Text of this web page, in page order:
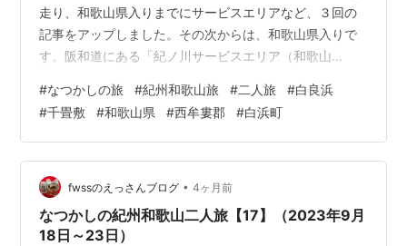
走り、和歌山県入りまでにサービスエリアなど、３回の
記事をアップしました。その次からは、和歌山県入りで
す。阪和道にある「紀ノ川サービスエリア（和歌山
は ❼ 回ほど掲載してきました。 その後、日高郡由良町の
「道の駅白崎海洋公園」や、美浜町の「煙樹海岸」をア
ップしてきました。次ぎは、西牟婁郡（にしむろぐん）
白浜町にある「白浜古賀の井リゾート＆スパ」と、そこ
をチェックアウトして「白良浜（しららはま）」へ行
き、パチリした写真でした。 今回は、「白…
#なつかしの旅 #紀州和歌山旅 #二人旅 #白良浜
#千畳敷 #和歌山県 #西牟婁郡 #白浜町
fwssのえっさんブログ • 4ヶ月前
なつかしの紀州和歌山二人旅【17】（2023年9月
18日～23日）